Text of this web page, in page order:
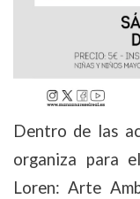
Dentro de las
organiza para
Loren: Arte